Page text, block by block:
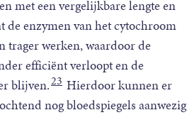
met een vergelijkbare lengte en
enzymen van het cytochroom
trager werken, waardoor de
efficiënt verloopt en de
blijven.23 Hierdoor kunnen er
nog bloedspiegels aanwezig